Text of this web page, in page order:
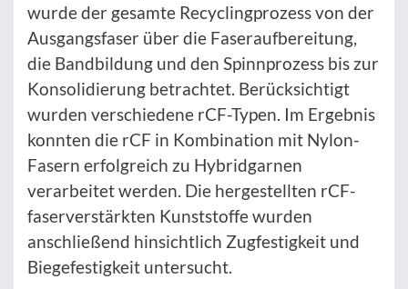
wurde der gesamte Recyclingprozess von der
Ausgangsfaser über die Faseraufbereitung,
die Bandbildung und den Spinnprozess bis zur
Konsolidierung betrachtet. Berücksichtigt
wurden verschiedene rCF-Typen. Im Ergebnis
konnten die rCF in Kombination mit Nylon-
Fasern erfolgreich zu Hybridgarnen
verarbeitet werden. Die hergestellten rCF-
faserverstärkten Kunststoffe wurden
anschließend hinsichtlich Zugfestigkeit und
Biegefestigkeit untersucht.